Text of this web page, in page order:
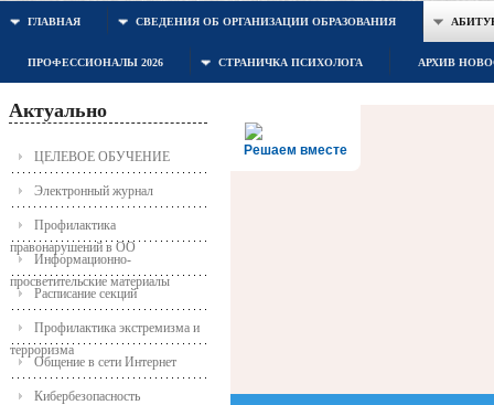
ГЛАВНАЯ СВЕДЕНИЯ ОБ ОРГАНИЗАЦИИ ОБРАЗОВАНИЯ
ПРОФЕССИОНАЛЫ 2026 СТРАНИЧКА ПСИХОЛОГА АРХИВ
Актуально
ЦЕЛЕВОЕ ОБУЧЕНИЕ
Электронный журнал
Профилактика
правонарушений в ОО
Информационно-
просветительские материалы
Расписание секций
Профилактика экстремизма и
терроризма
Общение в сети Интернет
Кибербезопасность
Решаем вместе